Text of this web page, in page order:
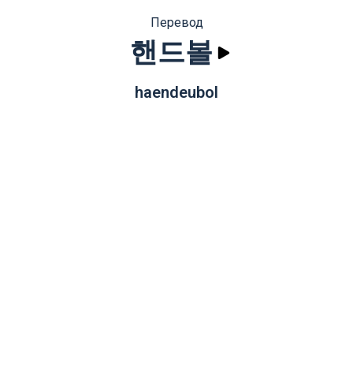
Перевод
핸드볼
haendeubol